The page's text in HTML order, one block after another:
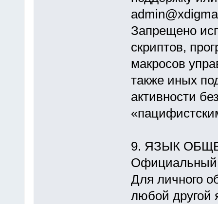
Запрещено
скриптов,
макросов
также иных
активности
9. ЯЗЫК
Официальный
Для личного
любой другой